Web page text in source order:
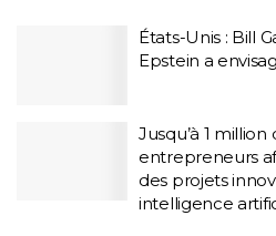
États-Unis : Bill
Epstein a
Jusqu’à 1
entrepreneurs
des projets
intelligence